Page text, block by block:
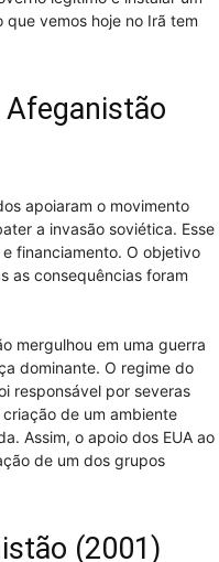
que vemos hoje no Irã tem
Afeganistão
apoiaram o movimento
a invasão soviética. Esse
financiamento. O objetivo
as consequências foram
mergulhou em uma guerra
dominante. O regime do
responsável por severas
de um ambiente
Assim, o apoio dos EUA ao
de um dos grupos
(2001)